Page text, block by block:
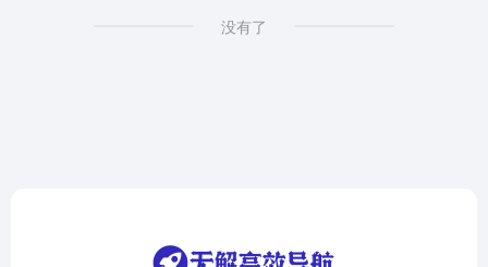
没有了